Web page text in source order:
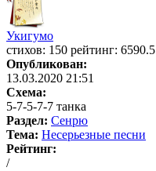
Укигумо
cтихов: 150 рейтинг: 6590.5
Опубликован:
13.03.2020 21:51
Схема:
5-7-5-7-7 танка
Раздел: Сенрю
Тема: Несерьезные песни
Рейтинг:
/